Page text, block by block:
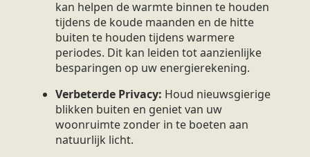
kan helpen de warmte binnen te houden
tijdens de koude maanden en de hitte
buiten te houden tijdens warmere
periodes. Dit kan leiden tot aanzienlijke
besparingen op uw energierekening.
Verbeterde Privacy: Houd nieuwsgierige
blikken buiten en geniet van uw
woonruimte zonder in te boeten aan
natuurlijk licht.